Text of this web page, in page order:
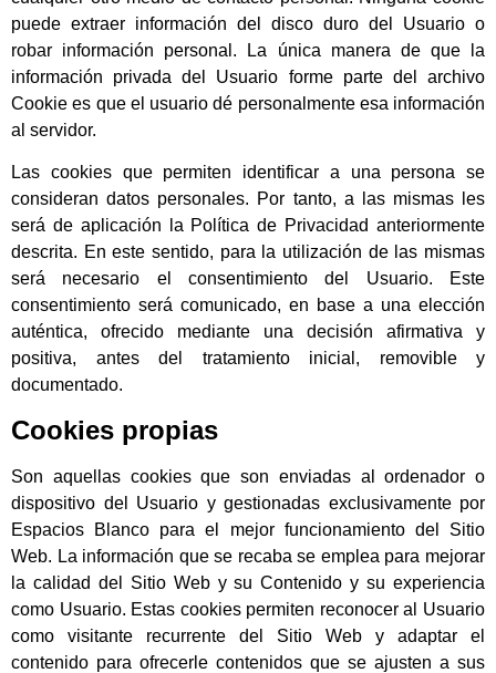
puede extraer información del disco duro del Usuario o
robar información personal. La única manera de que la
información privada del Usuario forme parte del archivo
Cookie es que el usuario dé personalmente esa información
al servidor.
Las cookies que permiten identificar a una persona se
consideran datos personales. Por tanto, a las mismas les
será de aplicación la Política de Privacidad anteriormente
descrita. En este sentido, para la utilización de las mismas
será necesario el consentimiento del Usuario. Este
consentimiento será comunicado, en base a una elección
auténtica, ofrecido mediante una decisión afirmativa y
positiva, antes del tratamiento inicial, removible y
documentado.
Cookies propias
Son aquellas cookies que son enviadas al ordenador o
dispositivo del Usuario y gestionadas exclusivamente por
Espacios Blanco para el mejor funcionamiento del Sitio
Web. La información que se recaba se emplea para mejorar
la calidad del Sitio Web y su Contenido y su experiencia
como Usuario. Estas cookies permiten reconocer al Usuario
como visitante recurrente del Sitio Web y adaptar el
contenido para ofrecerle contenidos que se ajusten a sus